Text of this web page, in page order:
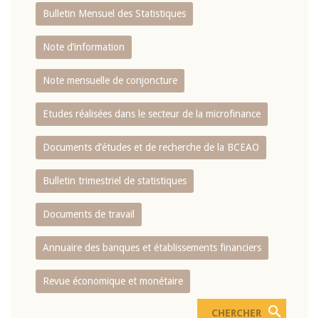
Bulletin Mensuel des Statistiques
Note d’information
Note mensuelle de conjoncture
Etudes réalisées dans le secteur de la microfinance
Documents d’études et de recherche de la BCEAO
Bulletin trimestriel de statistiques
Documents de travail
Annuaire des banques et établissements financiers
Revue économique et monétaire